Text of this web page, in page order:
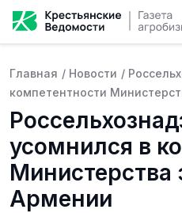
Главная / Новости /
компетентности
усомнился в
Министерства
Армении